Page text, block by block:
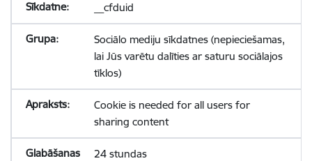
__cfduid
Sociālo mediju sīkdatnes (nepieciešamas,
lai Jūs varētu dalīties ar saturu sociālajos
tīklos)
Cookie is needed for all users for
sharing content
24 stundas